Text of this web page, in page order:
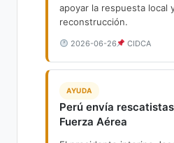
apoyar la respuesta local
reconstrucción.
2026-06-26 CIDCA
AYUDA
Perú envía
Fuerza Aérea